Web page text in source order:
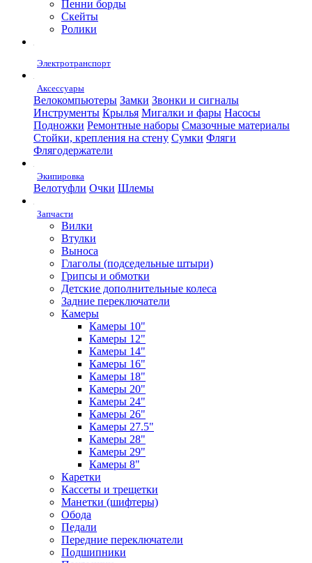
Пенни борды
Скейты
Ролики
Электротранспорт
Аксессуары
Велокомпьютеры Замки Звонки и сигналы
Инструменты Крылья Мигалки и фары Насосы
Подножки Ремонтные наборы Смазочные материалы
Стойки, крепления на стену Сумки Фляги
Флягодержатели
Экипировка
Велотуфли Очки Шлемы
Запчасти
Вилки
Втулки
Выноса
Глаголы (подседельные штыри)
Грипсы и обмотки
Детские дополнительные колеса
Задние переключатели
Камеры
Камеры 10"
Камеры 12"
Камеры 14"
Камеры 16"
Камеры 18"
Камеры 20"
Камеры 24"
Камеры 26"
Камеры 27.5"
Камеры 28"
Камеры 29"
Камеры 8"
Каретки
Кассеты и трещетки
Манетки (шифтеры)
Обода
Педали
Передние переключатели
Подшипники